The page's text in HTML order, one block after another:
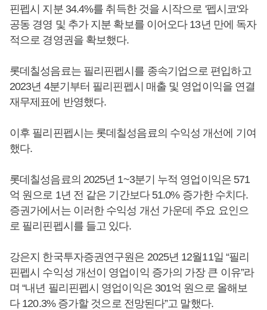
핀펩시 지분 34.4%를 취득한 것을 시작으로 '펩시코'와
공동 경영 및 추가 지분 확보를 이어오다 13년 만에 독자
적으로 경영권을 확보했다.
롯데칠성음료는 필리핀펩시를 종속기업으로 편입하고
2023년 4분기부터 필리핀펩시 매출 및 영업이익을 연결
재무제표에 반영했다.
이후 필리핀펩시는 롯데칠성음료의 수익성 개선에 기여
했다.
롯데칠성음료의 2025년 1~3분기 누적 영업이익은 571
억 원으로 1년 전 같은 기간보다 51.0% 증가한 수치다.
증권가에서는 이러한 수익성 개선 가운데 주요 요인으
로 필리핀펩시를 들고 있다.
강은지 한국투자증권연구원은 2025년 12월11일 “필리
핀펩시 수익성 개선이 영업이익 증가의 가장 큰 이유”라
며 “내년 필리핀펩시 영업이익은 301억 원으로 올해보
다 120.3% 증가할 것으로 전망된다”고 말했다.